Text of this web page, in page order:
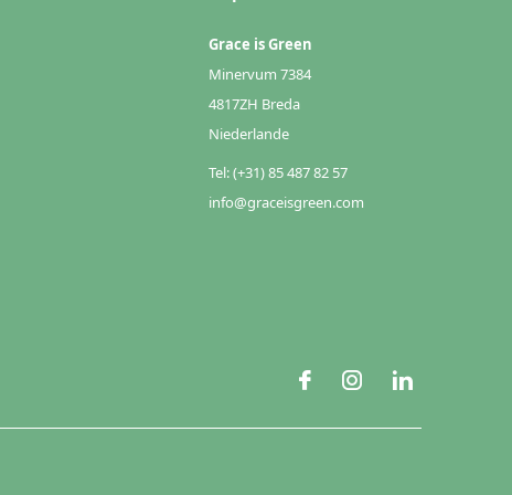
Grace is Green
Minervum 7384
4817ZH Breda
Niederlande
Tel: (+31) 85 487 82 57
info@graceisgreen.com